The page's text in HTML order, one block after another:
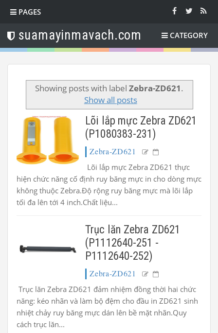
PAGES
suamayinmavach.com CATEGORY
Showing posts with label Zebra-ZD621.
Show all posts
Lõi lắp mực Zebra ZD621
(P1080383-231)
Zebra-ZD621
Lõi lắp mực Zebra ZD621 thực
hiện chức năng cố định ruy băng mực in cho dòng mực
không thuộc Zebra.Độ rộng ruy băng mực mà lõi lắp
tối đa lên tới 4 inch.Chất liệu...
Trục lăn Zebra ZD621
(P1112640-251 -
P1112640-252)
Zebra-ZD621
Trục lăn Zebra ZD621 đảm nhiệm đồng thời hai chức
năng: kéo nhãn và làm bộ đệm cho đầu in ZD621 sinh
nhiệt chảy ruy băng mực dán lên bề mặt nhãn.Quy
cách trục lăn...